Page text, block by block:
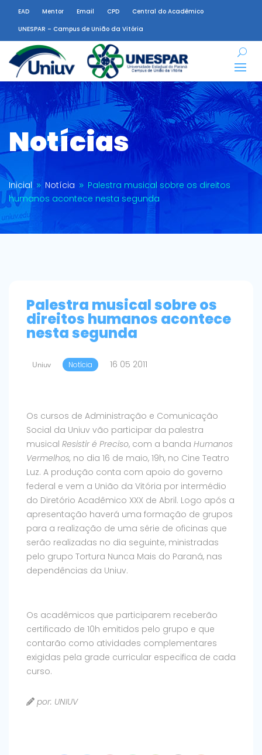
EAD Mentor Email CPD
Central do Acadêmico
UNESPAR – Campus de União da Vitória
Notícias
Inicial 9 Notícia 9 Palestra musical sobre os direitos
humanos acontece nesta segunda
Palestra musical sobre os
direitos humanos acontece
nesta segunda
Uniuv Notícia 16 05 2011
Os cursos de Administração e Comunicação
Social da Uniuv vão participar da palestra
musical Resistir é Preciso, com a banda Humanos
Vermelhos, no dia 16 de maio, 19h, no Cine Teatro
Luz. A produção conta com apoio do governo
federal e vem a União da Vitória por intermédio
do Diretório Acadêmico XXX de Abril. Logo após a
apresentação haverá uma formação de grupos
para a realização de uma série de oficinas que
serão realizadas no dia seguinte, ministradas
pelo grupo Tortura Nunca Mais do Paraná, nas
dependências da Uniuv.
Os acadêmicos que participarem receberão
certificado de 10h emitidos pelo grupo e que
contarão como atividades complementares
exigidas pela grade curricular especifica de cada
curso.
por: UNIUV